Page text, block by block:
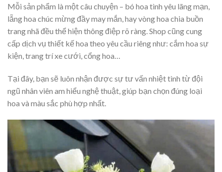
Mỗi sản phẩm là một câu chuyện – bó hoa tình yêu lãng mạn,
lẵng hoa chúc mừng đầy may mắn, hay vòng hoa chia buồn
trang nhã đều thể hiện thông điệp rõ ràng. Shop cũng cung
cấp dịch vụ thiết kế hoa theo yêu cầu riêng như: cắm hoa sự
kiện, trang trí xe cưới, cổng hoa…
Tại đây, bạn sẽ luôn nhận được sự tư vấn nhiệt tình từ đội
ngũ nhân viên am hiểu nghệ thuật, giúp bạn chọn đúng loại
hoa và màu sắc phù hợp nhất.